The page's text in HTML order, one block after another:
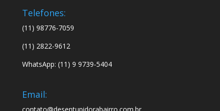
Telefones:
(11) 98776-7059
(11) 2822-9612
WhatsApp: (11) 9 9739-5404
Email: